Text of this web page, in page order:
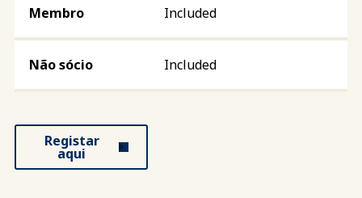
Included
Included
Registar
aqui